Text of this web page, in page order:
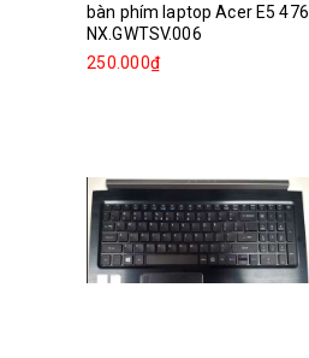
bàn phím laptop Acer E5 476
NX.GWTSV.006
250.000₫